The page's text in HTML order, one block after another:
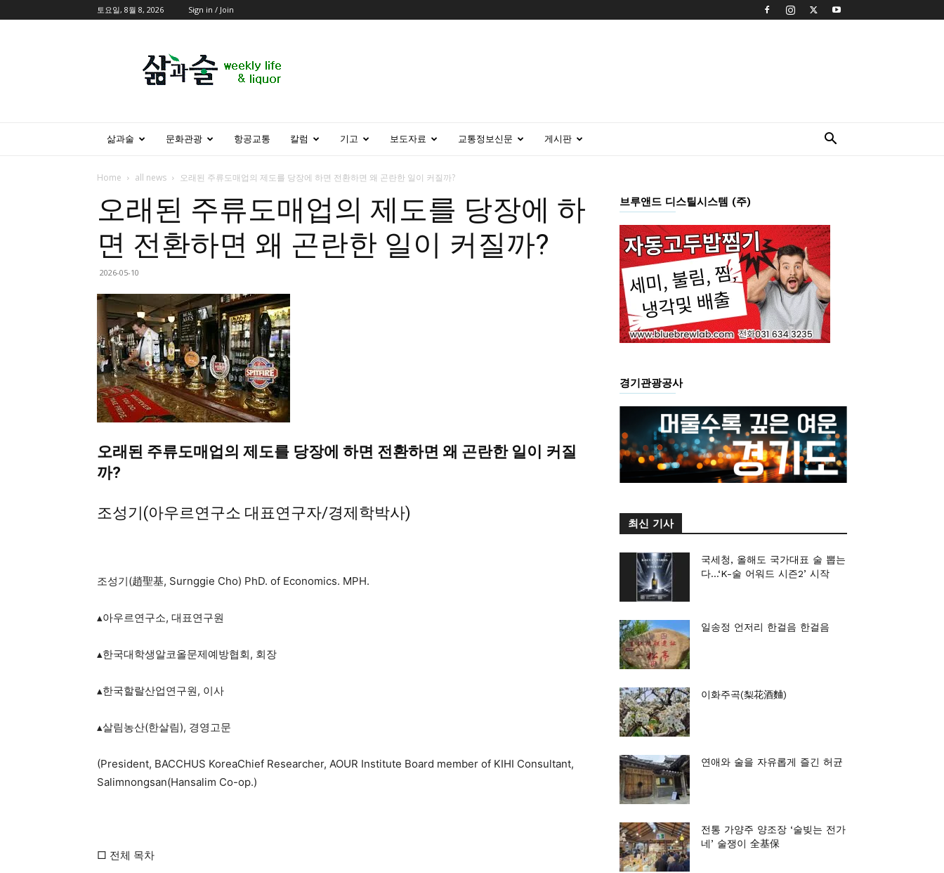
토요일, 8월 8, 2026 Sign in / Join
과
삶과술 문화관광 항공교통 칼럼 기고 보도자료 교통정보신문 게시판
Home all news 오래된 주류도매업의 제도를 당장에 하면 전환하면 왜 곤란한 일이 커질까?
오래된 주류도매업의 제도를 당장에 하
면 전환하면 왜 곤란한 일이 커질까?
2026-05-10
오래된 주류도매업의 제도를 당장에 하면 전환하면 왜 곤란한 일이 커질
까?
조성기(아우르연구소 대표연구자/경제학박사)
조성기(趙聖基, Surnggie Cho) PhD. of Economics. MPH.
▴아우르연구소, 대표연구원
▴한국대학생알코올문제예방협회, 회장
▴한국할랄산업연구원, 이사
▴살림농산(한살림), 경영고문
(President, BACCHUS KoreaChief Researcher, AOUR Institute Board member of KIHI Consultant,
Salimnongsan(Hansalim Co-op.)
□ 전체 목차
브루앤드 디스틸시스템 (주)
경기관광공사
최신 기사
국세청, 올해도 국가대표 술 뽑는
다…‘K-술 어워드 시즌2’ 시작
일송정 언저리 한걸음 한걸음
이화주곡(梨花酒麯)
연애와 술을 자유롭게 즐긴 허균
전통 가양주 양조장 ‘술빚는 전가
네’ 술쟁이 全基保